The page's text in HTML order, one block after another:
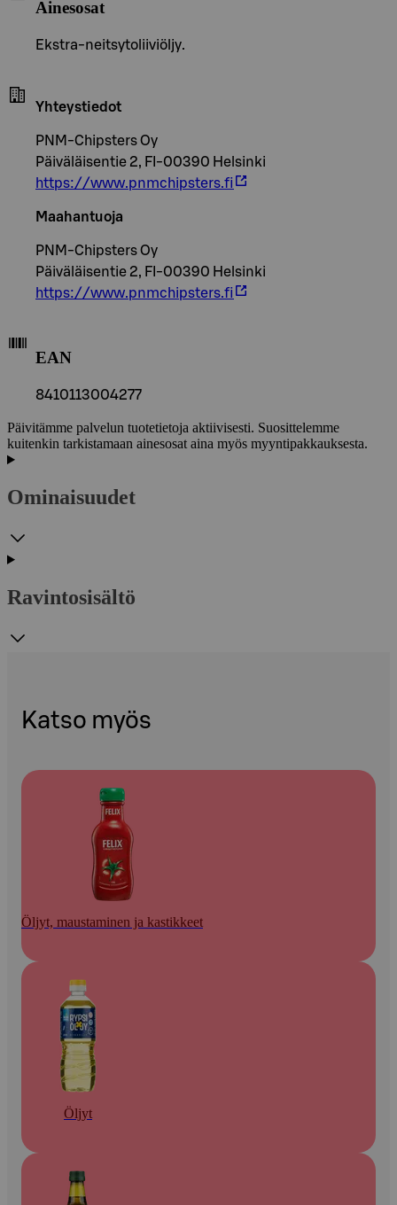
Ainesosat
Ekstra-neitsytoliiviöljy.
Yhteystiedot
PNM-Chipsters Oy
Päiväläisentie 2, FI-00390 Helsinki
https://www.pnmchipsters.fi
Maahantuoja
PNM-Chipsters Oy
Päiväläisentie 2, FI-00390 Helsinki
https://www.pnmchipsters.fi
EAN
8410113004277
Päivitämme palvelun tuotetietoja aktiivisesti. Suosittelemme
kuitenkin tarkistamaan ainesosat aina myös myyntipakkauksesta.
Ominaisuudet
Ravintosisältö
Katso myös
Öljyt, maustaminen ja kastikkeet
Öljyt